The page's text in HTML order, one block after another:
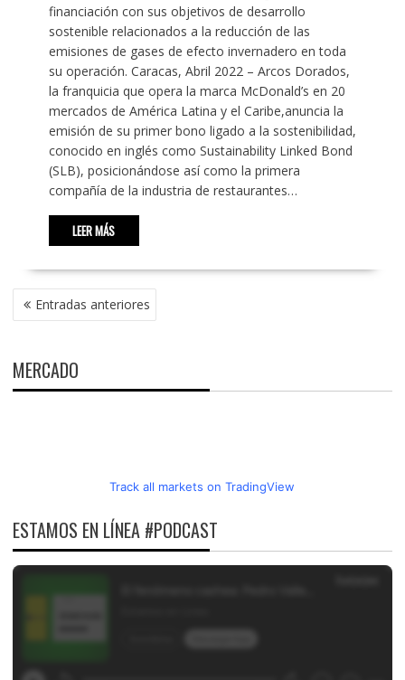
financiación con sus objetivos de desarrollo
sostenible relacionados a la reducción de las
emisiones de gases de efecto invernadero en toda
su operación. Caracas, Abril 2022 – Arcos Dorados,
la franquicia que opera la marca McDonald’s en 20
mercados de América Latina y el Caribe,anuncia la
emisión de su primer bono ligado a la sostenibilidad,
conocido en inglés como Sustainability Linked Bond
(SLB), posicionándose así como la primera
compañía de la industria de restaurantes…
LEER MÁS
NAVEGACIÓN
DE Entradas anteriores
MERCADO
Track all markets on TradingView
ESTAMOS EN LÍNEA #PODCAST